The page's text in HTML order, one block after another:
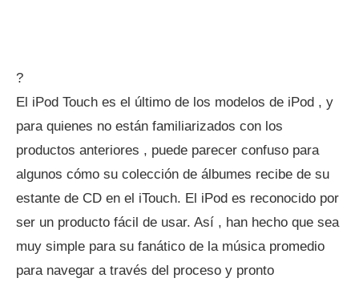
?
El iPod Touch es el último de los modelos de iPod , y
para quienes no están familiarizados con los
productos anteriores , puede parecer confuso para
algunos cómo su colección de álbumes recibe de su
estante de CD en el iTouch. El iPod es reconocido por
ser un producto fácil de usar. Así , han hecho que sea
muy simple para su fanático de la música promedio
para navegar a través del proceso y pronto